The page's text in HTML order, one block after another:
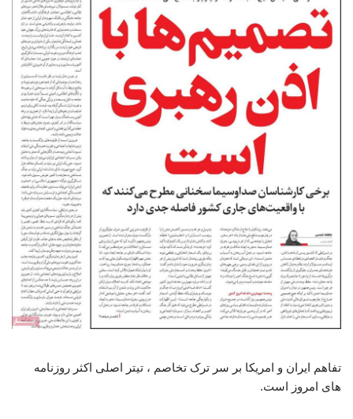
تفاهم ایران و امریکا بر سر ترک تخاصم ، تیتر اصلی اکثر روزنامه
های امروز است.